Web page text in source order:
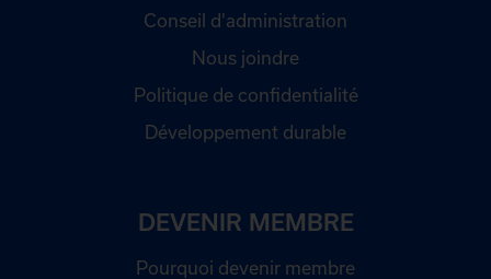
Conseil d'administration
Nous joindre
Politique de confidentialité
Développement durable
DEVENIR MEMBRE
Pourquoi devenir membre